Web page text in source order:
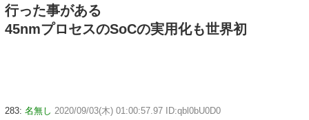
行った事がある
45nmプロセスのSoCの実用化も世界初
283: 名無し 2020/09/03(木) 01:00:57.97 ID:qbl0bU0D0